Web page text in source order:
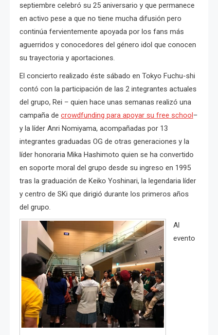
septiembre celebró su 25 aniversario y que permanece
en activo pese a que no tiene mucha difusión pero
continúa fervientemente apoyada por los fans más
aguerridos y conocedores del género idol que conocen
su trayectoria y aportaciones.
El concierto realizado éste sábado en Tokyo Fuchu-shi
contó con la participación de las 2 integrantes actuales
del grupo, Rei – quien hace unas semanas realizó una
campaña de crowdfunding para apoyar su free school–
y la líder Anri Nomiyama, acompañadas por 13
integrantes graduadas OG de otras generaciones y la
líder honoraria Mika Hashimoto quien se ha convertido
en soporte moral del grupo desde su ingreso en 1995
tras la graduación de Keiko Yoshinari, la legendaria líder
y centro de SKi que dirigió durante los primeros años
del grupo.
Al
evento